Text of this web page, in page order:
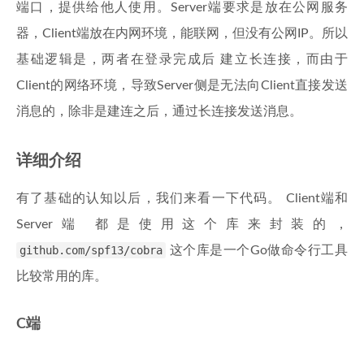
端口，提供给他人使用。Server端要求是放在公网服务
器，Client端放在内网环境，能联网，但没有公网IP。所以
基础逻辑是，两者在登录完成后 建立长连接，而由于
Client的网络环境，导致Server侧是无法向Client直接发送
消息的，除非是建连之后，通过长连接发送消息。
详细介绍
有了基础的认知以后，我们来看一下代码。 Client端和
Server端 都是使用这个库来封装的，
github.com/spf13/cobra 这个库是一个Go做命令行工具
比较常用的库。
C端